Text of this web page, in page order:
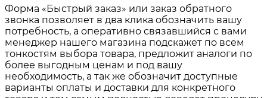
Форма «Быстрый заказ» или заказ обратного
звонка позволяет в два клика обозначить вашу
потребность, а оперативно связавшийся с вами
менеджер нашего магазина подскажет по всем
тонкостям выбора товара, предложит аналоги по
более выгодным ценам и под вашу
необходимость, а так же обозначит доступные
варианты оплаты и доставки для конкретного